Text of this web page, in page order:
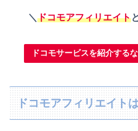
＼ ドコモアフィリエイト
ドコモサービスを紹介する
ドコモアフィリエイト